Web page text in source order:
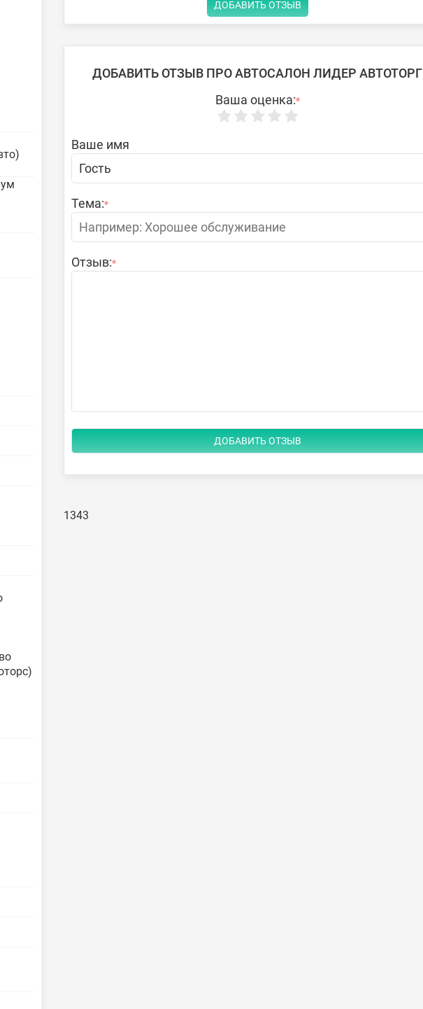
ДОБАВИТЬ ОТЗЫВ
ДОБАВИТЬ ОТЗЫВ ПРО АВТОСАЛОН ЛИДЕР АВТОТОРГ
Ваша оценка:*
Ваше имя
Тема:*
Отзыв:*
1343